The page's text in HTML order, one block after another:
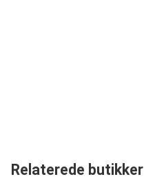
Relaterede butikker